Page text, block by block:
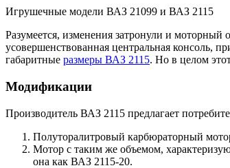
Игрушечные модели ВАЗ 21099 и ВАЗ 2115
Разумеется, изменения затронули и
усовершенствованная центральная консоль,
габаритные размеры ВАЗ 2115. Но в целом
Модификации
Производитель ВАЗ 2115 предлагает
Полуторалитровый карбюраторный
Мотор с таким же объемом,
она как ВАЗ 2115-20.